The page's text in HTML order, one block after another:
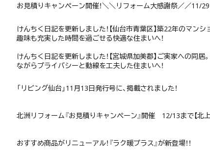
お見積りキャンペーン開催！＼＼リフォーム大感謝祭／／11/29
けんちく日記を更新しました！【仙台市青葉区】築22年のマン
趣味も充実した時間を過ごせる快適な住まいへ！
けんちく日記を更新しました！【宮城県加美郡】ご実家への同
ながらプライバシーと動線を工夫した住まいへ！
「リビング仙台」11月13日発行号に、掲載されました！
北洲リフォーム『お見積りキャンペーン』開催 12/13まで【北上
おすすめ商品がリニューアル！『ラク暖プラス』が新登場！！